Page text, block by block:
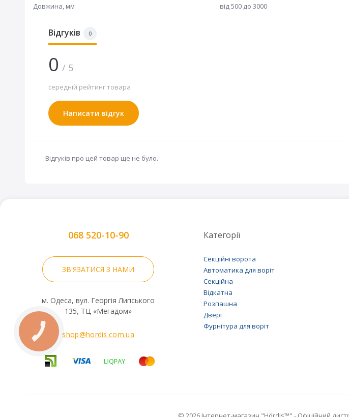
Довжина, мм
від 500 до 3000
Відгуків 0
0 / 5
середній рейтинг товара
Написати відгук
Відгуків про цей товар ще не було.
068 520-10-90
ЗВ'ЯЗАТИСЯ З НАМИ
м. Одеса, вул. Георгія Липського
135, ТЦ «Мегадом»
shop@hordis.com.ua
Категорії
Секційні ворота
Автоматика для воріт
Секційна
Відкатна
Розпашна
Двері
Фурнітура для воріт